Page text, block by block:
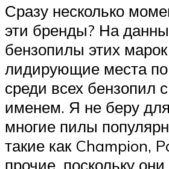
Сразу несколько
эти бренды? На
бензопилы этих
лидирующие места
среди всех бензопил
именем. Я не беру
многие пилы
такие как Champion,
прочие, поскольку